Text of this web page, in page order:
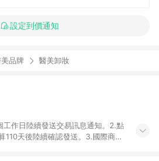
設定到價通知
品牌 醫美卸妝
工作日陸續發送交易訊息通知。2.點
110天後陸續確認發送。3.國際商家